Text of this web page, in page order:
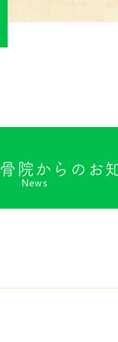
院からのお
News